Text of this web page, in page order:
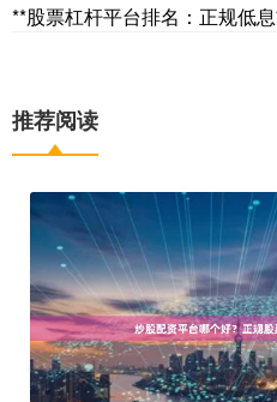
**股票杠杆平台排名：正规低
推荐阅读